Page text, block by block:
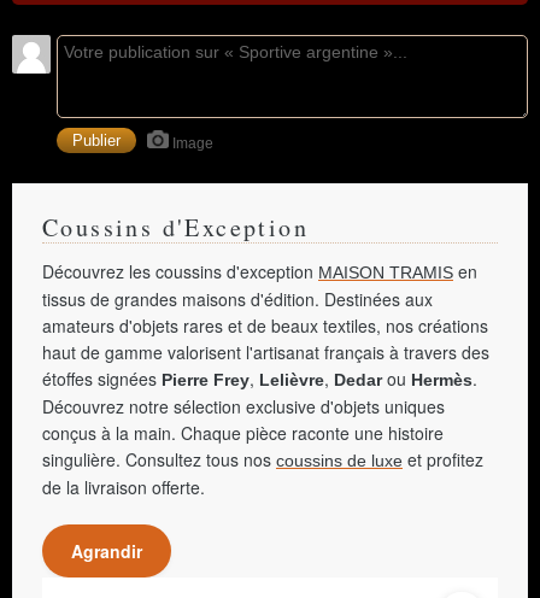
Image
Coussins d'Exception
Découvrez les coussins d'exception MAISON TRAMIS en
tissus de grandes maisons d'édition. Destinées aux
amateurs d'objets rares et de beaux textiles, nos créations
haut de gamme valorisent l'artisanat français à travers des
étoffes signées Pierre Frey, Lelièvre, Dedarou Hermès.
Découvrez notre sélection exclusive d'objets uniques
conçus à la main. Chaque pièce raconte une histoire
singulière. Consultez tous nos coussins de luxe et profitez
de la livraison offerte.
Agrandir